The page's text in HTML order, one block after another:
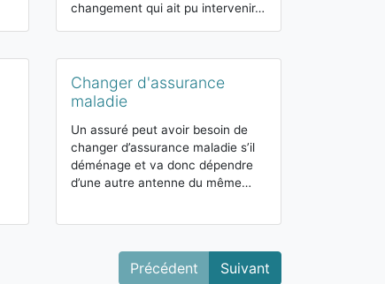
changement qui ait pu intervenir…
Changer d'assurance
maladie
Un assuré peut avoir besoin de
changer d’assurance maladie s’il
déménage et va donc dépendre
d’une autre antenne du même…
Précédent Suivant